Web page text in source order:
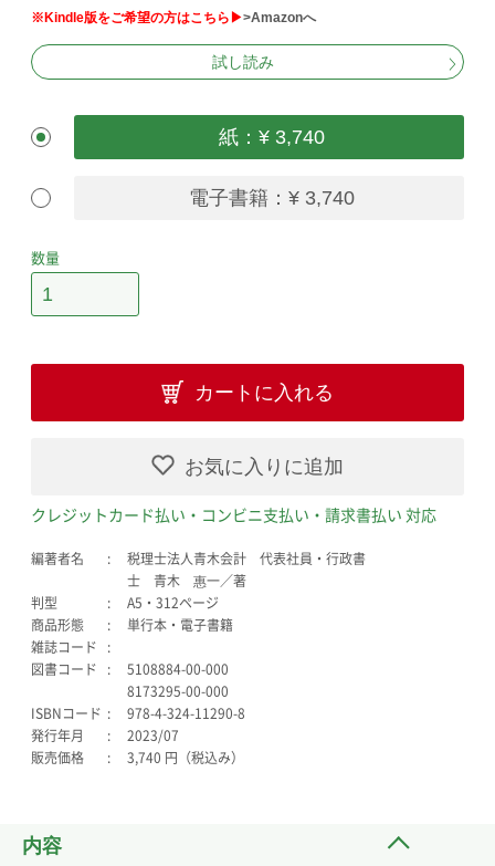
※Kindle版をご希望の方はこちら▶>Amazonへ
試し読み
紙：¥ 3,740
電子書籍：¥ 3,740
数量
カートに入れる
お気に入りに追加
クレジットカード払い・コンビニ支払い・請求書払い 対応
編著者名
税理士法人青木会計 代表社員・行政書
士 青木 惠一／著
判型
A5・312ページ
商品形態
単行本・電子書籍
雑誌コード
図書コード
5108884-00-000
8173295-00-000
ISBNコード
978-4-324-11290-8
発行年月
2023/07
販売価格
3,740 円（税込み）
内容